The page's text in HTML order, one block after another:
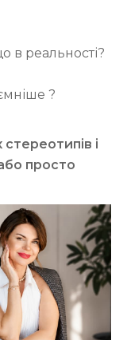
в реальності?
?
і
просто